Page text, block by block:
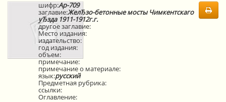
шифр:Ар-709
заглавие:ЖелЂзо-бетонные мосты Чимкентскаго
уЂзда 1911-1912г.г.
другое заглавие:
Место издания:
издательство:
год издания:
объем:
примечание:
примечание о материале:
язык:русский
Предметная рубрика:
ссылки:
Оглавление: